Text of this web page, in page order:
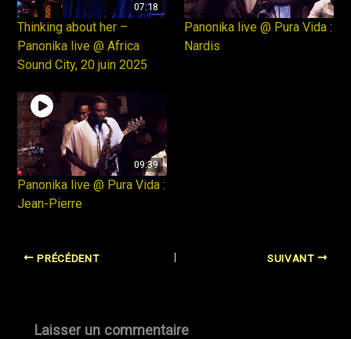
07:18
Thinking about her –
Panonika live @ Africa
Sound City, 20 juin 2025
Panonika live @ Pura Vida :
Nardis
09:39
Panonika live @ Pura Vida :
Jean-Pierre
PRÉCÉDENT SUIVANT
Laisser un commentaire